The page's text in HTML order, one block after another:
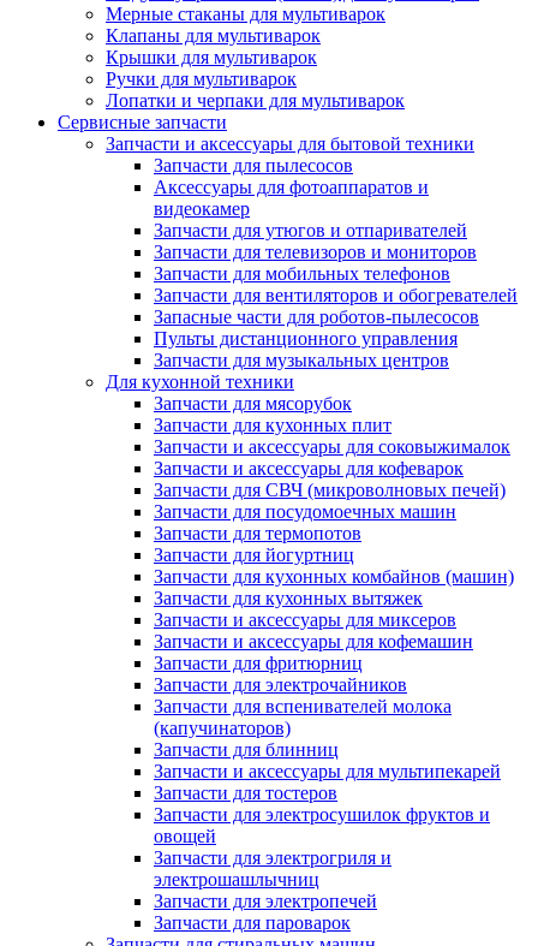
Мерные стаканы для мультиварок
Клапаны для мультиварок
Крышки для мультиварок
Ручки для мультиварок
Лопатки и черпаки для мультиварок
Сервисные запчасти
Запчасти и аксессуары для бытовой техники
Запчасти для пылесосов
Аксессуары для фотоаппаратов и
видеокамер
Запчасти для утюгов и отпаривателей
Запчасти для телевизоров и мониторов
Запчасти для мобильных телефонов
Запчасти для вентиляторов и обогревателей
Запасные части для роботов-пылесосов
Пульты дистанционного управления
Запчасти для музыкальных центров
Для кухонной техники
Запчасти для мясорубок
Запчасти для кухонных плит
Запчасти и аксессуары для соковыжималок
Запчасти и аксессуары для кофеварок
Запчасти для СВЧ (микроволновых печей)
Запчасти для посудомоечных машин
Запчасти для термопотов
Запчасти для йогуртниц
Запчасти для кухонных комбайнов (машин)
Запчасти для кухонных вытяжек
Запчасти и аксессуары для миксеров
Запчасти и аксессуары для кофемашин
Запчасти для фритюрниц
Запчасти для электрочайников
Запчасти для вспенивателей молока
(капучинаторов)
Запчасти для блинниц
Запчасти и аксессуары для мультипекарей
Запчасти для тостеров
Запчасти для электросушилок фруктов и
овощей
Запчасти для электрогриля и
электрошашлычниц
Запчасти для электропечей
Запчасти для пароварок